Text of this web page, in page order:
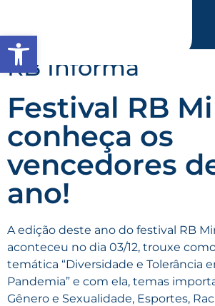
RB Informa
Festival RB
conheça os
vencedores
ano!
A edição deste ano do festival RB
aconteceu no dia 03/12, trouxe
temática “Diversidade e Tolerância
Pandemia” e com ela, temas
Gênero e Sexualidade, Esportes,
Abrir a barra de ferramentas